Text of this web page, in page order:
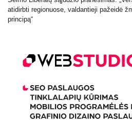
atidirbti regionuose, valdantieji pažeidė
principą“